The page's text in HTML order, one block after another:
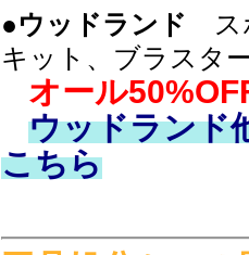
3/15 UP
犬走工房「転
ピノチオ 旧型
エコーモデル
2/25UP
犬走工房「農
●ウッドランド
ス
キット、ブラスタ
オール
ウッドランド
こちら